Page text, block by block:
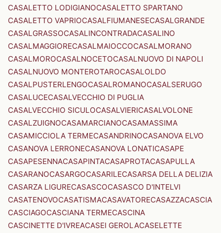
CASALETTO LODIGIANOCASALETTO SPARTANO
CASALETTO VAPRIOCASALFIUMANESECASALGRANDE
CASALGRASSOCASALINCONTRADACASALINO
CASALMAGGIORECASALMAIOCCOCASALMORANO
CASALMOROCASALNOCETOCASALNUOVO DI NAPOLI
CASALNUOVO MONTEROTAROCASALOLDO
CASALPUSTERLENGOCASALROMANOCASALSERUGO
CASALUCECASALVECCHIO DI PUGLIA
CASALVECCHIO SICULOCASALVIERICASALVOLONE
CASALZUIGNOCASAMARCIANOCASAMASSIMA
CASAMICCIOLA TERMECASANDRINOCASANOVA ELVO
CASANOVA LERRONECASANOVA LONATICASAPE
CASAPESENNACASAPINTACASAPROTACASAPULLA
CASARANOCASARGOCASARILECASARSA DELLA DELIZIA
CASARZA LIGURECASASCOCASASCO D'INTELVI
CASATENOVOCASATISMACASAVATORECASAZZACASCIA
CASCIAGOCASCIANA TERMECASCINA
CASCINETTE D'IVREACASEI GEROLACASELETTE